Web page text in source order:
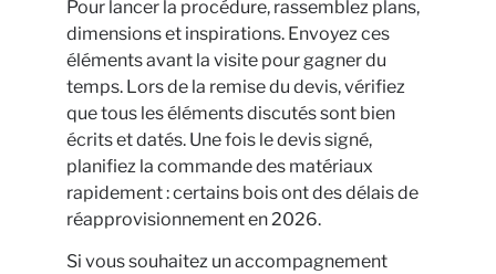
Pour lancer la procédure, rassemblez plans,
dimensions et inspirations. Envoyez ces
éléments avant la visite pour gagner du
temps. Lors de la remise du devis, vérifiez
que tous les éléments discutés sont bien
écrits et datés. Une fois le devis signé,
planifiez la commande des matériaux
rapidement : certains bois ont des délais de
réapprovisionnement en 2026.
Si vous souhaitez un accompagnement